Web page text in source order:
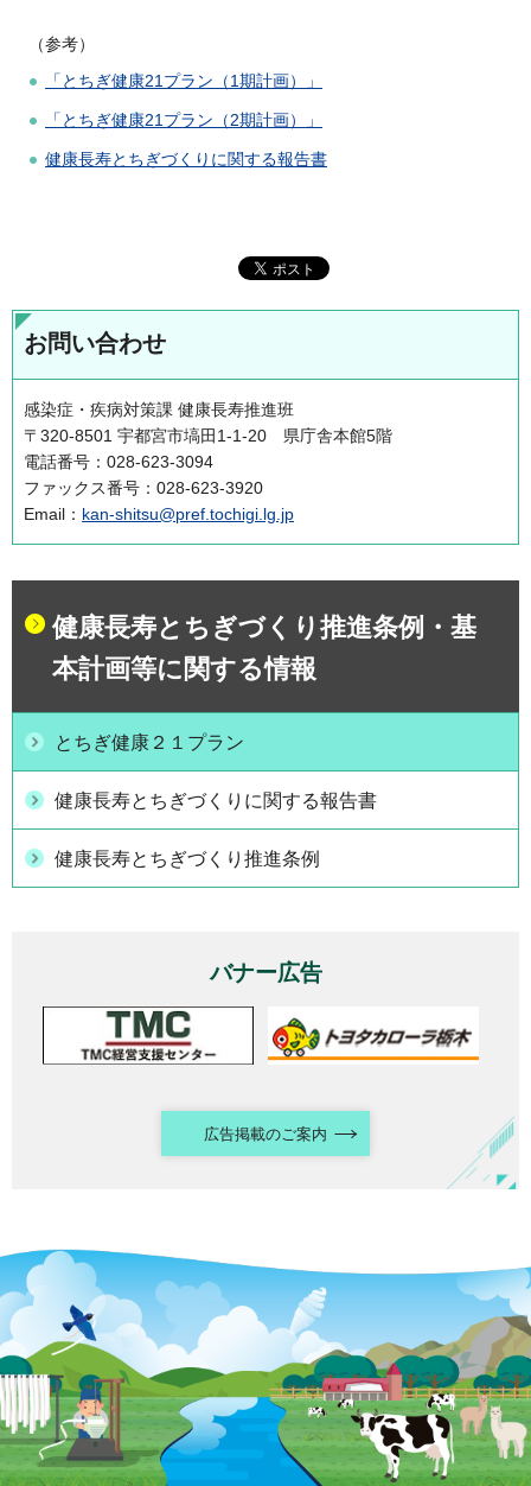
（参考）
「とちぎ健康21プラン（1期計画）」
「とちぎ健康21プラン（2期計画）」
健康長寿とちぎづくりに関する報告書
お問い合わせ
感染症・疾病対策課 健康長寿推進班
〒320-8501 宇都宮市塙田1-1-20 県庁舎本館5階
電話番号：028-623-3094
ファックス番号：028-623-3920
Email： kan-shitsu@pref.tochigi.lg.jp
健康長寿とちぎづくり推進条例・基
本計画等に関する情報
とちぎ健康２１プラン
健康長寿とちぎづくりに関する報告書
健康長寿とちぎづくり推進条例
バナー広告
広告掲載のご案内